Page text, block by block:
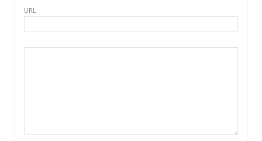
URL